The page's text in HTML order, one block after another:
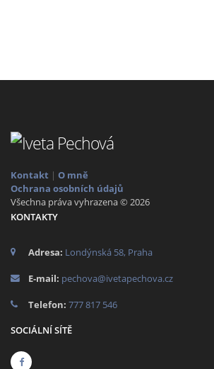
Kontakt | O mně
Ochrana osobních údajů
Všechna práva vyhrazena © 2026
KONTAKTY
Adresa: Londýnská 58, Praha
E-mail: pechova@ivetapechova.cz
Telefon: 777 817 546
SOCIÁLNÍ SÍTĚ